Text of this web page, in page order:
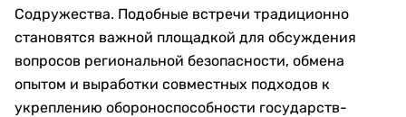
Содружества. Подобные встречи традиционно
становятся важной площадкой для обсуждения
вопросов региональной безопасности, обмена
опытом и выработки совместных подходов к
укреплению обороноспособности государств-